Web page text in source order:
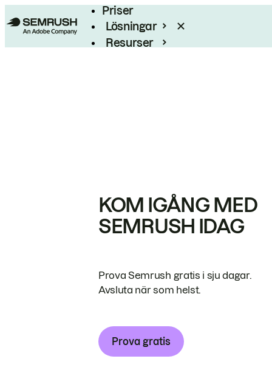
Priser
Lösningar
Resurser
KOM IGÅNG MED
SEMRUSH IDAG
Prova Semrush gratis i sju dagar.
Avsluta när som helst.
Prova gratis